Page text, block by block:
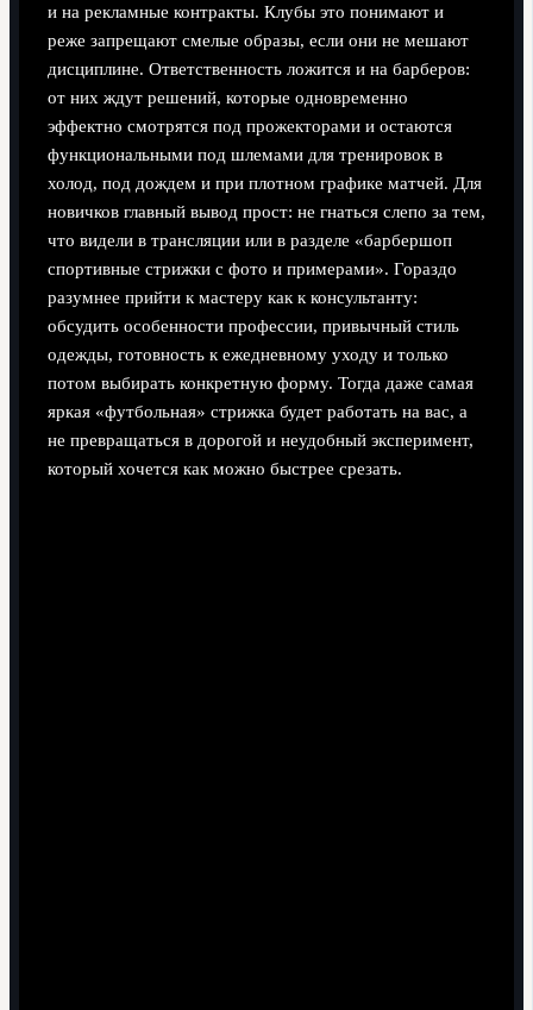
и на рекламные контракты. Клубы это понимают и
реже запрещают смелые образы, если они не мешают
дисциплине. Ответственность ложится и на барберов:
от них ждут решений, которые одновременно
эффектно смотрятся под прожекторами и остаются
функциональными под шлемами для тренировок в
холод, под дождем и при плотном графике матчей. Для
новичков главный вывод прост: не гнаться слепо за тем,
что видели в трансляции или в разделе «барбершоп
спортивные стрижки с фото и примерами». Гораздо
разумнее прийти к мастеру как к консультанту:
обсудить особенности профессии, привычный стиль
одежды, готовность к ежедневному уходу и только
потом выбирать конкретную форму. Тогда даже самая
яркая «футбольная» стрижка будет работать на вас, а
не превращаться в дорогой и неудобный эксперимент,
который хочется как можно быстрее срезать.